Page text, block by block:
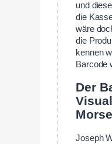
und
die
wäre
die
kennen
Barcode
Der
Joseph